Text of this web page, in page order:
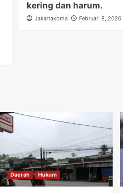
kering dan harum.
Jakartakoma Februari 8, 2026
Daerah Hukum